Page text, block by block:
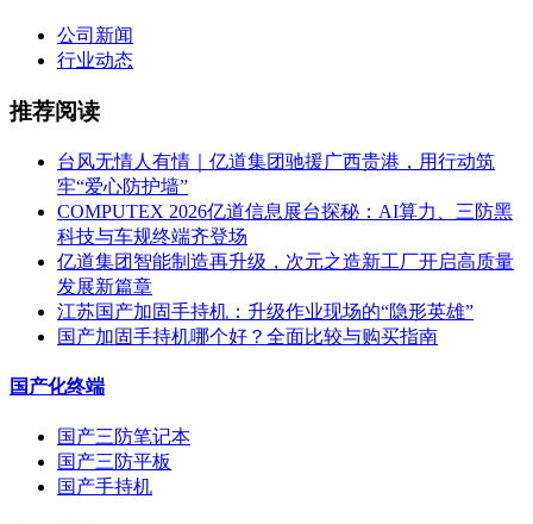
公司新闻
行业动态
推荐阅读
台风无情人有情｜亿道集团驰援广西贵港，用行动筑
牢“爱心防护墙”
COMPUTEX 2026亿道信息展台探秘：AI算力、三防黑
科技与车规终端齐登场
亿道集团智能制造再升级，次元之造新工厂开启高质量
发展新篇章
江苏国产加固手持机：升级作业现场的“隐形英雄”
国产加固手持机哪个好？全面比较与购买指南
国产化终端
国产三防笔记本
国产三防平板
国产手持机